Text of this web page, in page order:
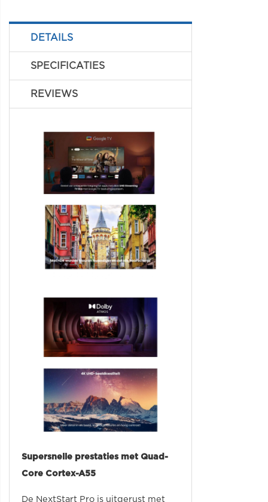
DETAILS
SPECIFICATIES
REVIEWS
Supersnelle prestaties met Quad-
Core Cortex-A55
De NextStart Pro is uitgerust met